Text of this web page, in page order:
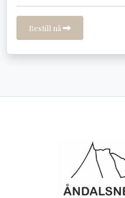
Bestill nå